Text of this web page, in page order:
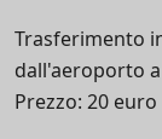
Trasferimento
dall'aeroporto
Prezzo: 20 euro